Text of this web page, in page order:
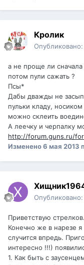
Кролик
Опубликовано:
а не проще ли сначала
потом пули сажать ?
Псы*
Дабы дважды не
пульки кладу,
можно склеить
А леечку и черпалку
http://forum.guns.ru/
Изменено6 мая 2013
Опубликовано:
Приветствую стрелков.
Конечно же в нарезе
случится впредь.
интересно !!!)
1. Как быть с